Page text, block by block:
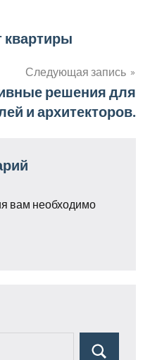
квартиры
Следующая запись
решения для
и архитекторов.
вам необходимо